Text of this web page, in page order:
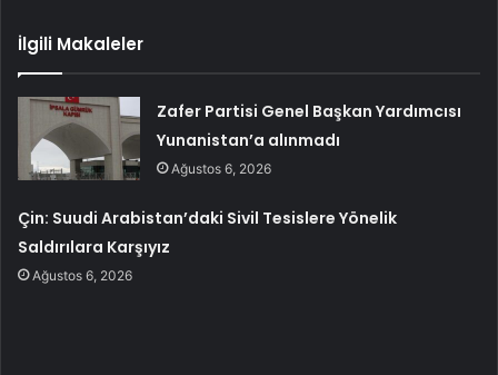
İlgili Makaleler
Zafer Partisi Genel Başkan Yardımcısı
Yunanistan’a alınmadı
Ağustos 6, 2026
Çin: Suudi Arabistan’daki Sivil Tesislere Yönelik
Saldırılara Karşıyız
Ağustos 6, 2026